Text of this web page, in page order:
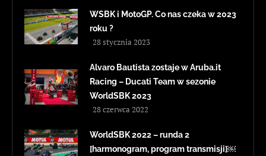
WSBK i MotoGP. Co nas czeka w 2023
roku ?
28 stycznia 2023
Alvaro Bautista zostaje w Aruba.it
Racing – Ducati Team w sezonie
WorldSBK 2023
28 czerwca 2022
WorldSBK 2022 – runda 2
[harmonogram, program transmisji]￼